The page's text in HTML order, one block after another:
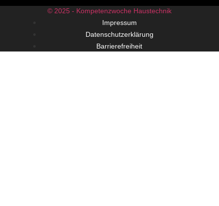
© 2025 - Kompetenzwoche Haustechnik
Impressum
Datenschutzerklärung
Barrierefreiheit